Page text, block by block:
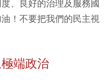
、良好的治理及服務國
！不要把我們的民主視
端政治